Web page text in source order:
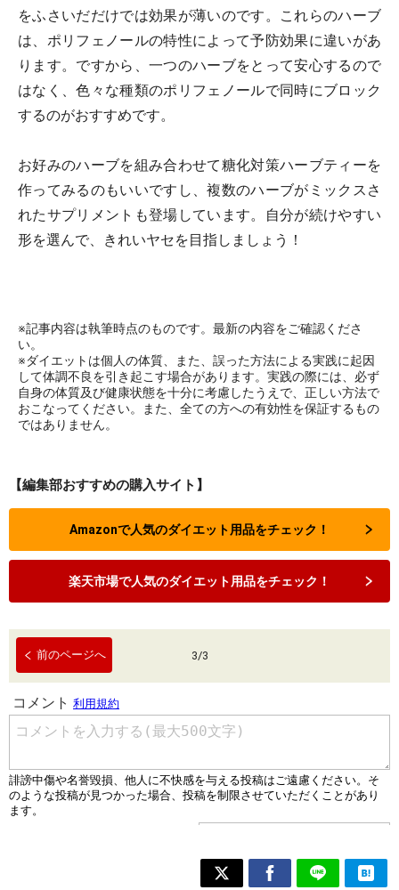
をふさいだだけでは効果が薄いのです。これらのハーブ
は、ポリフェノールの特性によって予防効果に違いがあ
ります。ですから、一つのハーブをとって安心するので
はなく、色々な種類のポリフェノールで同時にブロック
するのがおすすめです。
お好みのハーブを組み合わせて糖化対策ハーブティーを
作ってみるのもいいですし、複数のハーブがミックスさ
れたサプリメントも登場しています。自分が続けやすい
形を選んで、きれいヤセを目指しましょう！
※記事内容は執筆時点のものです。最新の内容をご確認くださ
い。
※ダイエットは個人の体質、また、誤った方法による実践に起因
して体調不良を引き起こす場合があります。実践の際には、必ず
自身の体質及び健康状態を十分に考慮したうえで、正しい方法で
おこなってください。また、全ての方への有効性を保証するもの
ではありません。
【編集部おすすめの購入サイト】
Amazonで人気のダイエット用品をチェック！
楽天市場で人気のダイエット用品をチェック！
前のページへ 3/3